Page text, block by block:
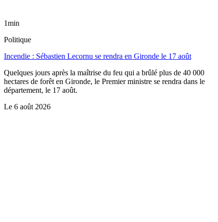
1min
Politique
Incendie : Sébastien Lecornu se rendra en Gironde le 17 août
Quelques jours après la maîtrise du feu qui a brûlé plus de 40 000
hectares de forêt en Gironde, le Premier ministre se rendra dans le
département, le 17 août.
Le 6 août 2026